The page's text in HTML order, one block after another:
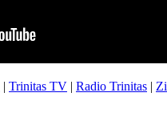
| Trinitas TV | Radio Trinitas |